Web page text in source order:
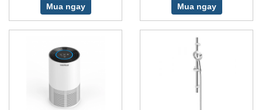
Mua ngay Mua ngay